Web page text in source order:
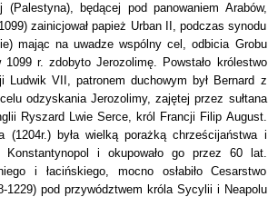
będącej pod panowaniem Arabów,
zainicjował papież Urban II, podczas synodu
mając na uwadze wspólny cel, odbicia Grobu
r. zdobyto Jerozolimę. Powstało królestwo
VII, patronem duchowym był Bernard z
odzyskania Jerozolimy, zajętej przez sułtana
Ryszard Lwie Serce, król Francji Filip August.
(1204r.) była wielką porażką chrześcijaństwa i
Konstantynopol i okupowało go przez 60 lat.
i łacińskiego, mocno osłabiło Cesarstwo
pod przywództwem króla Sycylii i Neapolu